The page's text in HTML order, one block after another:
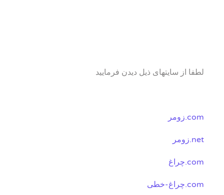
لطفا از سایتهای ذیل دیدن فرمایید
زومر.com
زومر.net
چراغ.com
چراغ-خطی.com